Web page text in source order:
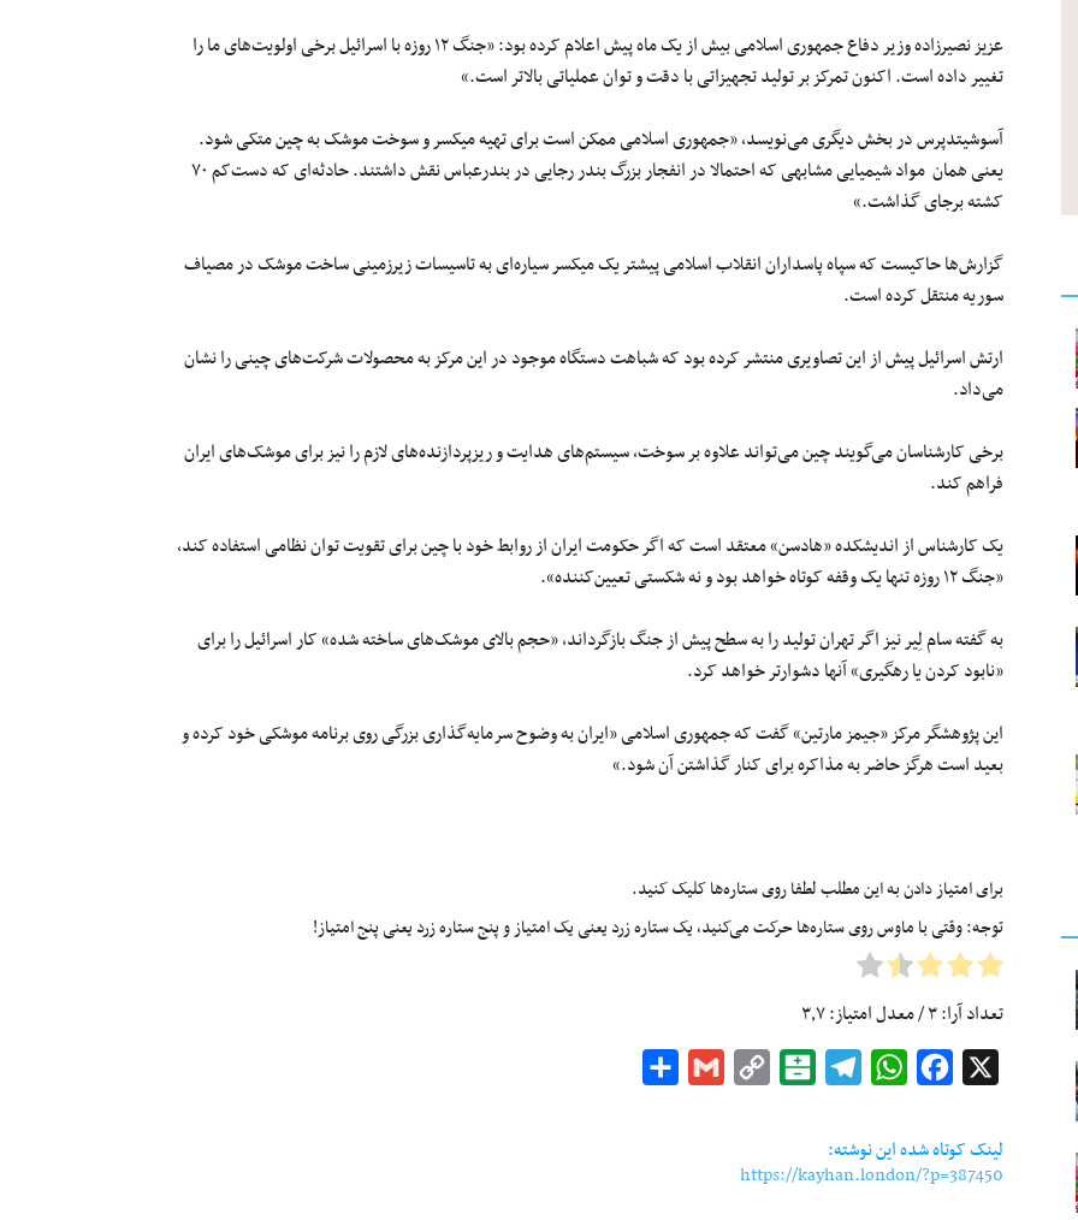
عزیز نصیرزاده وزیر دفاع جمهوری اسلامی بیش از یک ماه پیش اعلام کرده بود: «جنگ ۱۲ روزه با اسرائیل برخی اولویت‌های ما را
تغییر داده است. اکنون تمرکز بر تولید تجهیزاتی با دقت و توان عملیاتی بالاتر است.»
آسوشیتدپرس در بخش دیگری می‌نویسد، «جمهوری اسلامی ممکن است برای تهیه میکسر و سوخت موشک به چین متکی شود.
یعنی همان مواد شیمیایی مشابهی که احتمالا در انفجار بزرگ بندر رجایی در بندرعباس نقش داشتند. حادثه‌ای که دست‌کم ۷۰
کشته برجای گذاشت.»
گزارش‌ها حاکیست که سپاه پاسداران انقلاب اسلامی پیشتر یک میکسر سیاره‌ای به تاسیسات زیرزمینی ساخت موشک در مصیاف
سوریه منتقل کرده است.
ارتش اسرائیل پیش از این تصاویری منتشر کرده بود که شباهت دستگاه موجود در این مرکز به محصولات شرکت‌های چینی را نشان
می‌داد.
برخی کارشناسان می‌گویند چین می‌تواند علاوه بر سوخت، سیستم‌های هدایت و ریزپردازنده‌های لازم را نیز برای موشک‌های ایران
فراهم کند.
یک کارشناس از اندیشکده «هادسن» معتقد است که اگر حکومت ایران از روابط خود با چین برای تقویت توان نظامی استفاده کند،
«جنگ ۱۲ روزه تنها یک وقفه کوتاه خواهد بود و نه شکستی تعیین‌کننده».
به گفته سام لِیر نیز اگر تهران تولید را به سطح پیش از جنگ بازگرداند، «حجم بالای موشک‌های ساخته‌ شده» کار اسرائیل را برای
«نابود کردن یا رهگیری» آنها دشوارتر خواهد کرد.
این پژوهشگر مرکز «جیمز مارتین» گفت که جمهوری اسلامی «ایران به وضوح سرمایه‌گذاری بزرگی روی برنامه موشکی خود کرده و
بعید است هرگز حاضر به مذاکره برای کنار گذاشتن آن شود.»
برای امتیاز دادن به این مطلب لطفا روی ستاره‌ها کلیک کنید.
توجه: وقتی با ماوس روی ستاره‌ها حرکت می‌کنید، یک ستاره زرد یعنی یک امتیاز و پنج ستاره زرد یعنی پنج امتیاز!
تعداد آرا:۳/ معدل امتیاز:۳٫۷
Facebook
WhatsApp
Telegram
Balatarin
Copy
Gmail
لینک کوتاه شده این نوشته:
https://kayhan.london/?p=387450